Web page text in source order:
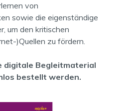
von
sowie die eigenständige
um den kritischen
)Quellen zu fördern.
digitale Begleitmaterial
bestellt werden.